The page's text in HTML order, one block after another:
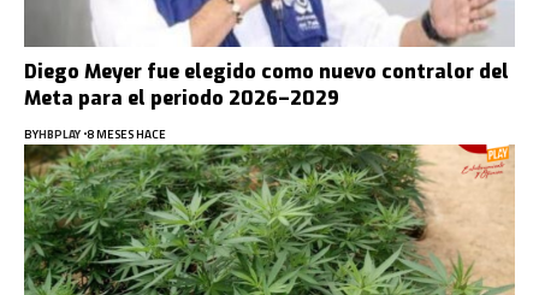
Diego Meyer fue elegido como nuevo contralor del
Meta para el periodo 2026–2029
BYHBPLAY 8 MESES HACE